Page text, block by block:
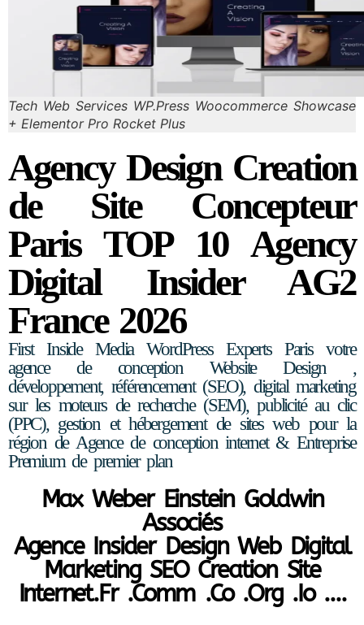
Tech Web Services WP.Press Woocommerce Showcase
+ Elementor Pro Rocket Plus
Agency Design Creation
de Site Concepteur
Paris TOP 10 Agency
Digital Insider AG2
France 2026
First Inside Media WordPress Experts Paris votre
agence de conception Website Design ,
développement, référencement (SEO), digital marketing
sur les moteurs de recherche (SEM), publicité au clic
(PPC), gestion et hébergement de sites web pour la
région de Agence de conception internet & Entreprise
Premium de premier plan
Max Weber Einstein Goldwin
Associés
Agence Insider Design Web Digital
Marketing SEO Creation Site
Internet.Fr .Comm .Co .Org .Io ....